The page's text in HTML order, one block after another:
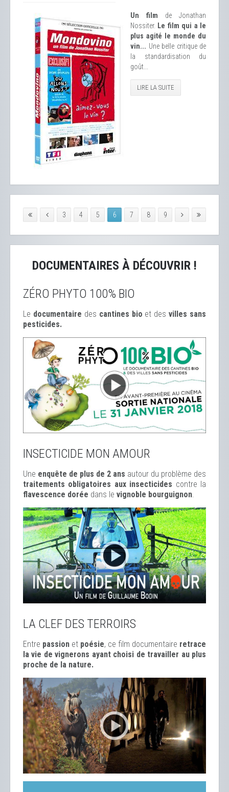
Un film de Jonathan
Nossiter. Le film qui a le
plus agité le monde du
vin... Une belle critique de
la standardisation du
goût...
LIRE LA SUITE
3 4 5 6 7 8 9
DOCUMENTAIRES À DÉCOUVRIR !
ZÉRO PHYTO 100% BIO
Le documentaire des cantines bio et desvilles sans
pesticides.
INSECTICIDE MON AMOUR
Une enquête de plus de 2 ans autour du problème des
traitements obligatoires aux insecticides contre la
flavescence dorée dans le vignoble bourguignon.
LA CLEF DES TERROIRS
Entre passion et poésie, ce film documentaire retrace
la vie de vignerons ayant choisi de travailler au plus
proche de la nature.